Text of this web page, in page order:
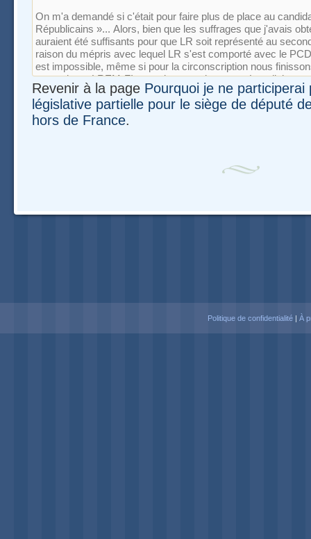
Revenir à la page Pourquoi je ne participerai
législative partielle pour le siège de député
hors de France.
Navigation
Politique de confidentialité | À